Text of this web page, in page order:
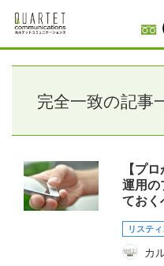
トップページ
料金表
初めて導入をお考えの方
代理店の乗り換えをお考え
広告代理店・HP制作会社
お申し込みから運用開始
完全一致の記事
【プ
運用の
ておく
リステ
カ